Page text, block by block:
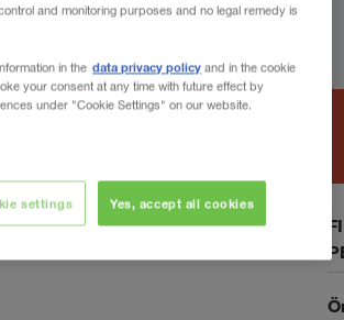
and monitoring purposes and no legal remedy is
in the data privacy policy and in the cookie
your consent at any time with future effect by
under "Cookie Settings" on our website.
Yes, accept all cookies
settings